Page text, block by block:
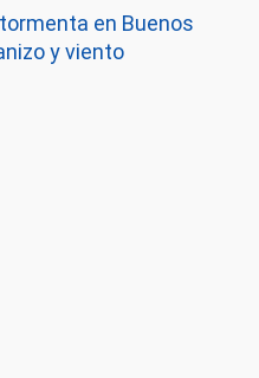
en Buenos
y viento